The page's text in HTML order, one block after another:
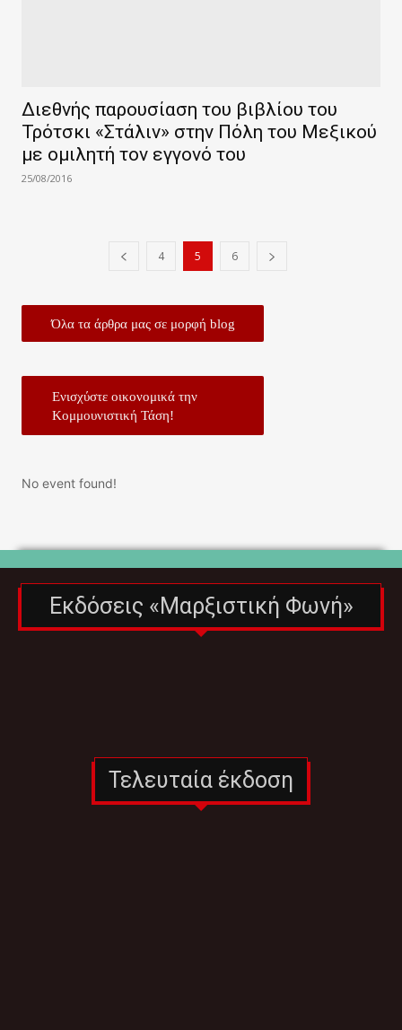
Διεθνής παρουσίαση του βιβλίου του
Τρότσκι «Στάλιν» στην Πόλη του Μεξικού
με ομιλητή τον εγγονό του
25/08/2016
4 5 6
Όλα τα άρθρα μας σε μορφή blog
Ενισχύστε οικονομικά την
Κομμουνιστική Τάση!
No event found!
Εκδόσεις «Μαρξιστική Φωνή»
Τελευταία έκδοση